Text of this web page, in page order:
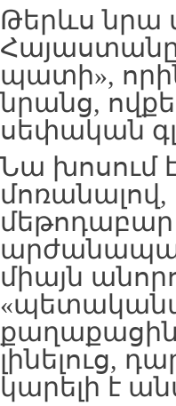
Թերևս նրա
Հայաստանը
պատի»,
նրանց,
սեփական
Նա խոսում
մոռանալով,
մեթոդաբար
միայն
քաղաքացին
լինելուց,
կարելի է